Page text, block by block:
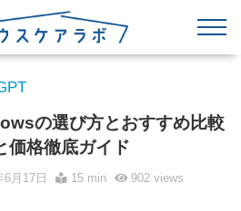
の選び方とおすすめ比較
価格徹底ガイド
6月17日 15 min 902views